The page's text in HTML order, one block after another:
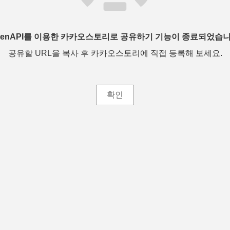
를 이용한 카카오스토리로 공유하기 기능이 종료되었습
공유할 URL을 복사 후 카카오스토리에 직접 등록해 보세요.
확인